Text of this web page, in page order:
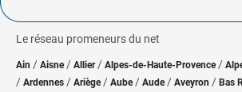
Le réseau promeneurs du net
Ain / Aisne/ Allier/ Alpes-de-Haute-Provence /
/ Ardennes / Ariège/ Aube/ Aude / Aveyron / Bas